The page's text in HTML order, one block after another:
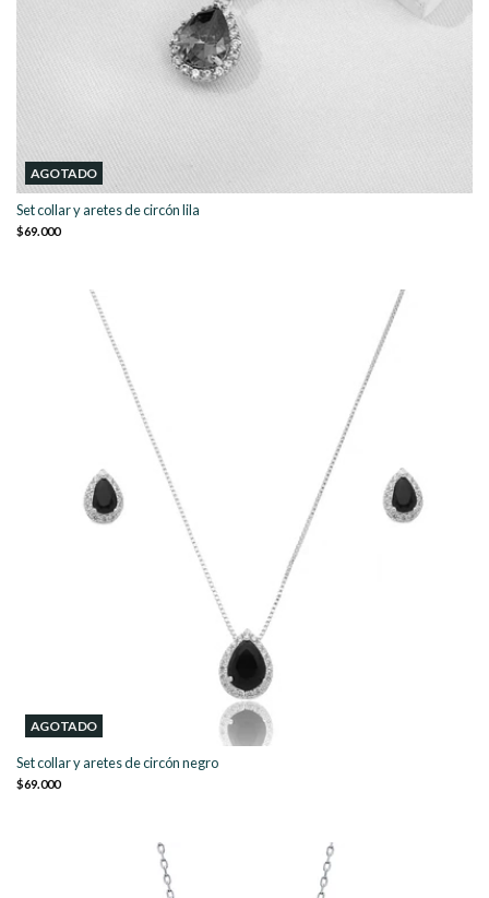
AGOTADO
Set collar y aretes de circón lila
$69.000
AGOTADO
Set collar y aretes de circón negro
$69.000